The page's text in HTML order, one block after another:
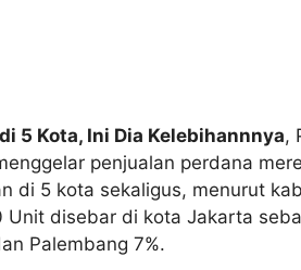
5 Kota, Ini Dia Kelebihannnya,
penjualan perdana
di 5 kota sekaligus, menurut
disebar di kota Jakarta
Palembang 7%.